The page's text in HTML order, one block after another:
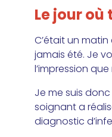
Le jour
C’était un matin
jamais été. Je
l’impression
Je me suis
soignant a
diagnostic